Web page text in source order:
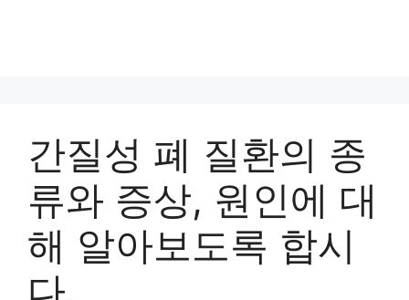
간질성 폐 질환의 종
류와 증상, 원인에 대
해 알아보도록 합시
다.